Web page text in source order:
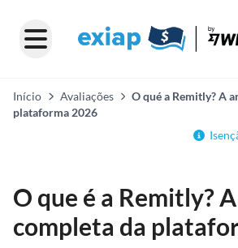
Início Avaliações
O qué a Remitly? A
plataforma 2026
O que é a Remitly?
completa da